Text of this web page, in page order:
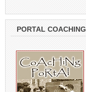
PORTAL COACHING